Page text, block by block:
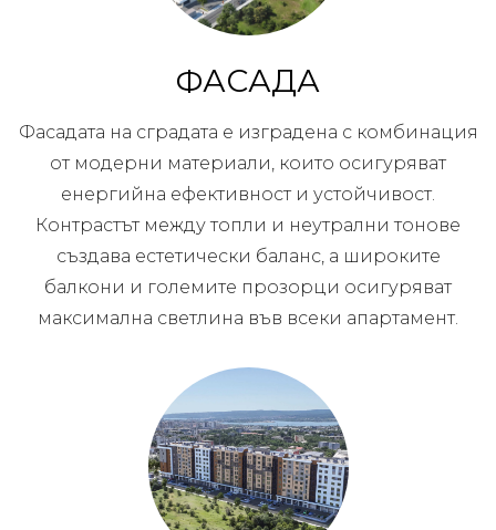
ФАСАДА
Фасадата на сградата е изградена с комбинация
от модерни материали, които осигуряват
енергийна ефективност и устойчивост.
Контрастът между топли и неутрални тонове
създава естетически баланс, а широките
балкони и големите прозорци осигуряват
максимална светлина във всеки апартамент.